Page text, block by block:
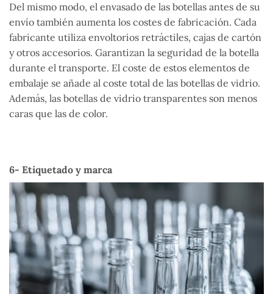
Del mismo modo, el envasado de las botellas antes de su
envío también aumenta los costes de fabricación. Cada
fabricante utiliza envoltorios retráctiles, cajas de cartón
y otros accesorios. Garantizan la seguridad de la botella
durante el transporte. El coste de estos elementos de
embalaje se añade al coste total de las botellas de vidrio.
Además, las botellas de vidrio transparentes son menos
caras que las de color.
6- Etiquetado y marca